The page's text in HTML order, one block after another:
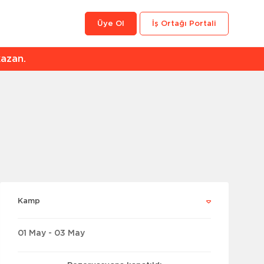
İş Ortağı Portali
Üye Ol
Kamp
01 May - 03 May